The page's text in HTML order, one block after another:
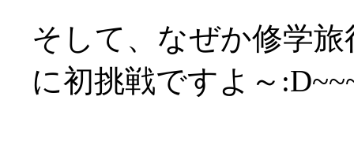
そして、なぜか修学
に初挑戦ですよ～